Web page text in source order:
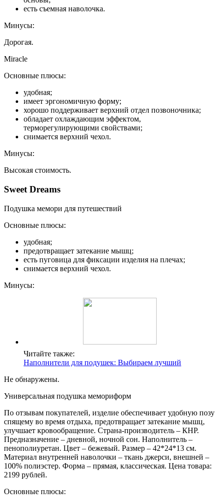
есть съемная наволочка.
Минусы:
Дорогая.
Miracle
Основные плюсы:
удобная;
имеет эргономичную форму;
хорошо поддерживает верхний отдел позвоночника;
обладает охлаждающим эффектом,
терморегулирующими свойствами;
снимается верхний чехол.
Минусы:
Высокая стоимость.
Sweet Dreams
Подушка мемори для путешествий
Основные плюсы:
удобная;
предотвращает затекание мышц;
есть пуговица для фиксации изделия на плечах;
снимается верхний чехол.
Минусы:
Читайте также:
Наполнители для подушек: Выбираем лучший
Не обнаружены.
Универсальная подушка мемориформ
По отзывам покупателей, изделие обеспечивает удобную позу
спящему во время отдыха, предотвращает затекание мышц,
улучшает кровообращение. Страна-производитель – КНР.
Предназначение – дневной, ночной сон. Наполнитель –
пенополиуретан. Цвет – бежевый. Размер – 42*24*13 см.
Материал внутренней наволочки – ткань джерси, внешней –
100% полиэстер. Форма – прямая, классическая. Цена товара:
2199 рублей.
Основные плюсы: